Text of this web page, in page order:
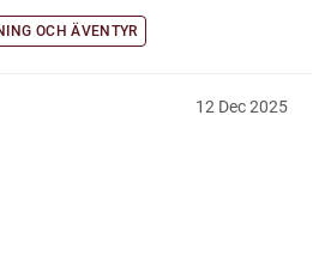
OCH ÄVENTYR
12 Dec 2025